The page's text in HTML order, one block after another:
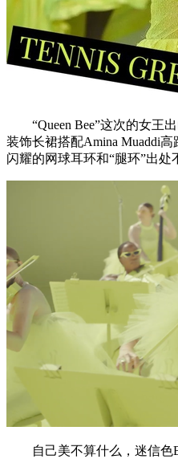
“Queen Bee”这次的女王出
装饰长裙搭配Amina Muaddi
闪耀的网球耳环和“腿环”出处
自己美不算什么，迷信色